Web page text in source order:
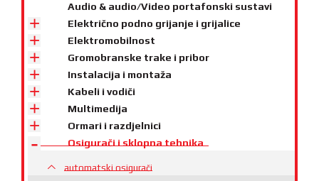
Audio & audio/Video portafonski sustavi
Električno podno grijanje i grijalice
Elektromobilnost
Gromobranske trake i pribor
Instalacija i montaža
Kabeli i vodiči
Multimedija
Ormari i razdjelnici
Osigurači i sklopna tehnika
automatski osigurači